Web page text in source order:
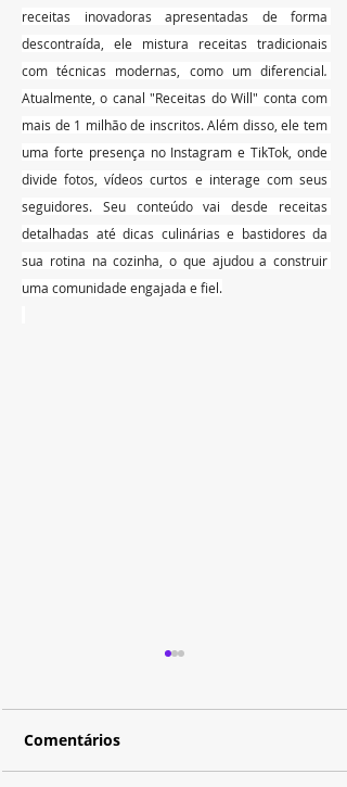
receitas inovadoras apresentadas de forma
descontraída, ele
mistura receitas tradicionais
com técnicas modernas, como um diferencial
Atualmente, o canal "Receitas do Will" conta com
mais de 1 milhão de inscritos. Além disso, ele tem
uma forte presença no Instagram e TikTok, onde
divide fotos, vídeos curtos e interage com seus
seguidores. Seu conteúdo vai desde receitas
detalhadas até dicas culinárias e bastidores da
sua rotina na cozinha, o que ajudou a construir
uma comunidade engajada e fiel.
Comentários